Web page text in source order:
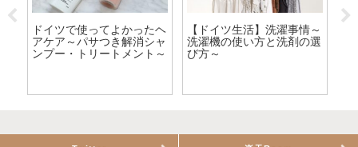
ドイツで使ってよかったヘ
アケア～パサつき解消シャ
ンプー・トリートメント～
【ドイツ生活】洗濯事情～
洗濯機の使い方と洗剤の選
び方～